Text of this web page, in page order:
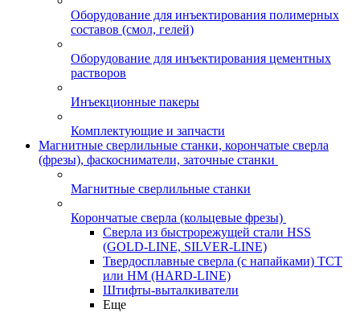
Оборудование для инъектирования полимерных
составов (смол, гелей)
Оборудование для инъектирования цементных
растворов
Инъекционные пакеры
Комплектующие и запчасти
Магнитные сверлильные станки, корончатые сверла
(фрезы), фаскосниматели, заточные станки
Магнитные сверлильные станки
Корончатые сверла (кольцевые фрезы)
Сверла из быстрорежущей стали HSS
(GOLD-LINE, SILVER-LINE)
Твердосплавные сверла (с напайками) ТСТ
или HM (HARD-LINE)
Штифты-выталкиватели
Еще